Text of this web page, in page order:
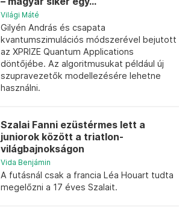
Világi Máté
Gilyén András és csapata
kvantumszimulációs módszerével bejutott
az XPRIZE Quantum Applications
döntőjébe. Az algoritmusukat például új
szupravezetők modellezésére lehetne
használni.
Szalai Fanni ezüstérmes lett a
juniorok között a triatlon-
világbajnokságon
Vida Benjámin
A futásnál csak a francia Léa Houart tudta
megelőzni a 17 éves Szalait.